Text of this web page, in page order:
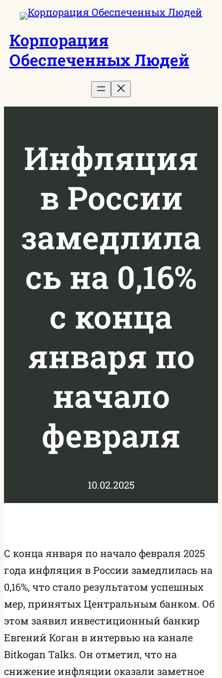
Перейти
содержимому
Корпорация
Обеспеченных Людей
Инфляция
в России
замедлила
сь на 0,16%
с конца
января по
начало
февраля
10.02.2025
С конца января по начало февраля 2025
года инфляция в России замедлилась на
0,16%, что стало результатом успешных
мер, принятых Центральным банком. Об
этом заявил инвестиционный банкир
Евгений Коган в интервью на канале
Bitkogan Talks. Он отметил, что на
снижение инфляции оказали заметное